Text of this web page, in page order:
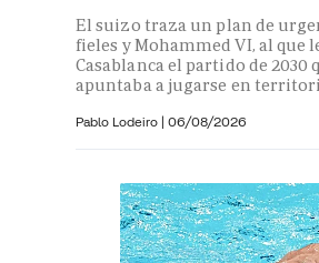
El suizo traza un plan de
fieles y Mohammed VI, al que
Casablanca el partido de 2030
apuntaba a jugarse en
Pablo Lodeiro | 06/08/2026